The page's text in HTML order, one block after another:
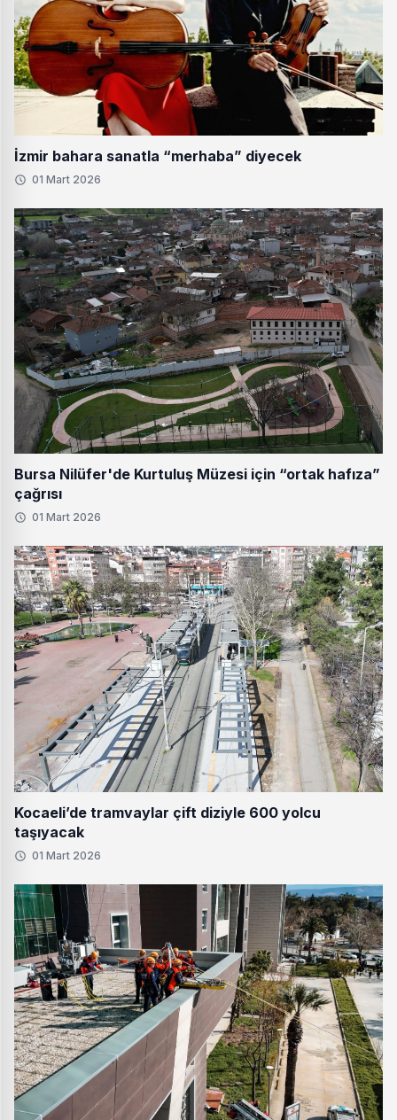
İzmir bahara sanatla “merhaba” diyecek
01 Mart 2026
Bursa Nilüfer'de Kurtuluş Müzesi için “ortak hafıza”
çağrısı
01 Mart 2026
Kocaeli’de tramvaylar çift diziyle 600 yolcu
taşıyacak
01 Mart 2026